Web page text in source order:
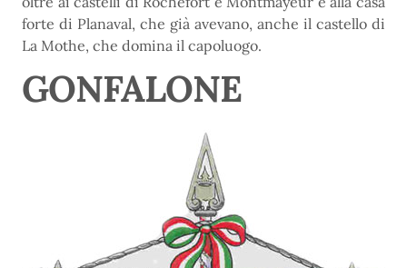
forte di Planaval, che già avevano, anche il castello di
La Mothe, che domina il capoluogo.
GONFALONE